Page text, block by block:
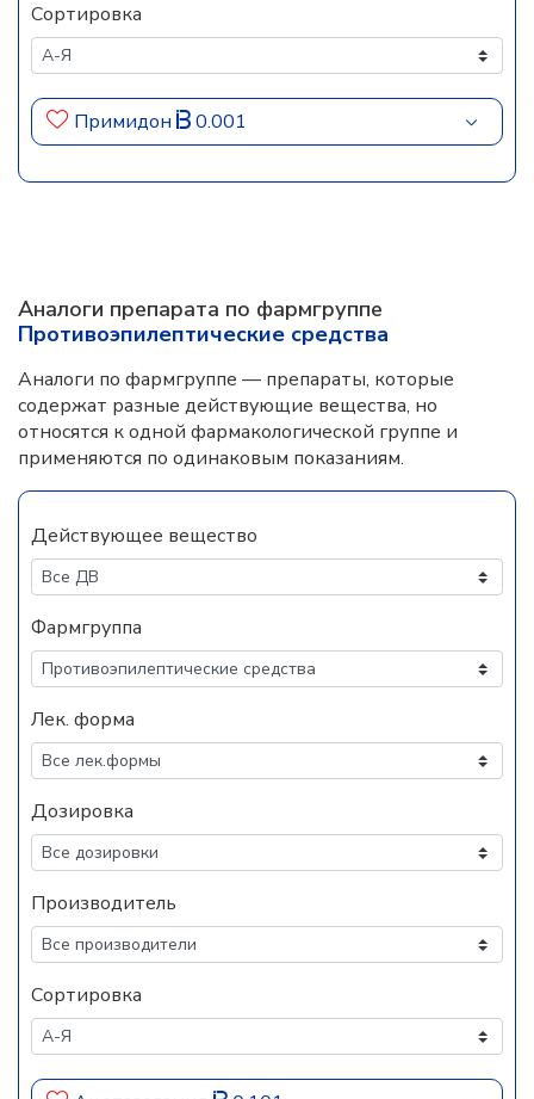
Сортировка
Примидон 0.001
Аналоги препарата по фармгруппе
Противоэпилептические средства
Аналоги по фармгруппе — препараты, которые
содержат разные действующие вещества, но
относятся к одной фармакологической группе и
применяются по одинаковым показаниям.
Действующее вещество
Фармгруппа
Лек. форма
Дозировка
Производитель
Сортировка